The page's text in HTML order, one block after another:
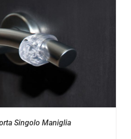
Singolo Maniglia